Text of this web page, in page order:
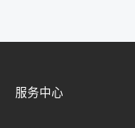
服务中心